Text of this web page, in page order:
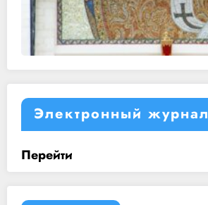
Электронный журнал
Перейти